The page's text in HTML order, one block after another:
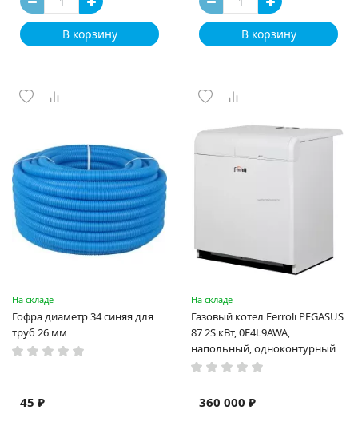
В корзину В корзину
На складе
Гофра диаметр 34 синяя для
труб 26 мм
45 ₽
На складе
Газовый котел Ferroli PEGASUS
87 2S кВт, 0E4L9AWA,
напольный, одноконтурный
360 000 ₽